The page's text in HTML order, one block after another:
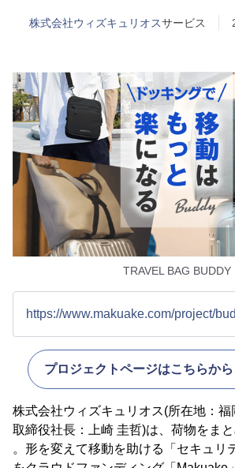
株式会社ウィズキュリオスサービス
TRAVEL BAG BUDDY
https://www.makuake.com/project/
プロジェクトページはこちらか
株式会社ウィズキュリオス(所在地：
取締役社長：上崎 圭哲)は、荷物をま
。形を変えて移動を助ける「セキュリ